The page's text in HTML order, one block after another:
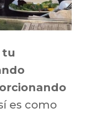
tu
es como